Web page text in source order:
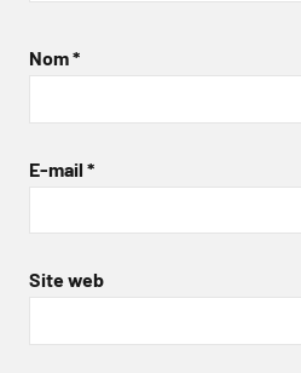
Nom*
E-mail *
Site web